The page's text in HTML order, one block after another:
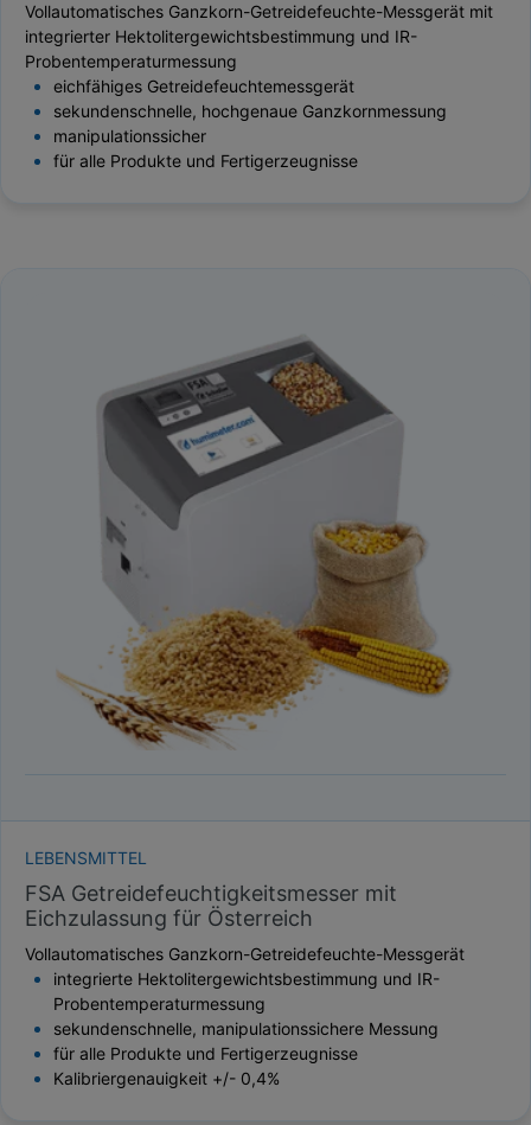
Vollautomatisches Ganzkorn-Getreidefeuchte-Messgerät mit
integrierter Hektolitergewichtsbestimmung und IR-
Probentemperaturmessung
eichfähiges Getreidefeuchtemessgerät
sekundenschnelle, hochgenaue Ganzkornmessung
manipulationssicher
für alle Produkte und Fertigerzeugnisse
LEBENSMITTEL
FSA Getreidefeuchtigkeitsmesser mit
Eichzulassung für Österreich
Vollautomatisches Ganzkorn-Getreidefeuchte-Messgerät
integrierte Hektolitergewichtsbestimmung und IR-
Probentemperaturmessung
sekundenschnelle, manipulationssichere Messung
für alle Produkte und Fertigerzeugnisse
Kalibriergenauigkeit +/- 0,4%